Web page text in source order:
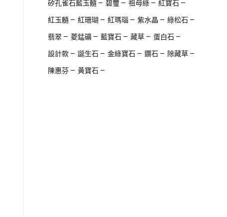
矽孔雀石藍玉髓 碧璽 祖母綠 紅寶石
紅玉髓 紅珊瑚 紅瑪瑙 紫水晶 綠松石
翡翠 菱錳礦 藍寶石 藏草 蛋白石
設計款 誕生石 金綠寶石 鑽石 除藏草
陳惠芬 黃寶石